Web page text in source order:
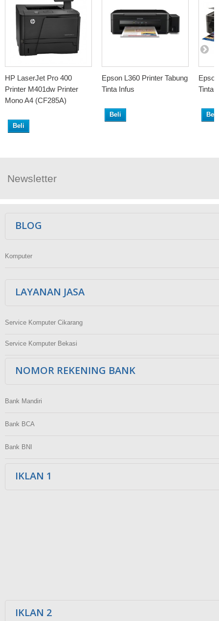
HP LaserJet Pro 400
Printer M401dw Printer
Mono A4 (CF285A)
Beli
Epson L360 Printer Tabung
Tinta Infus
Beli
Tinta
Beli
Newsletter
BLOG
Komputer
LAYANAN JASA
Service Komputer Cikarang
Service Komputer Bekasi
NOMOR REKENING BANK
Bank Mandiri
Bank BCA
Bank BNI
IKLAN 1
IKLAN 2